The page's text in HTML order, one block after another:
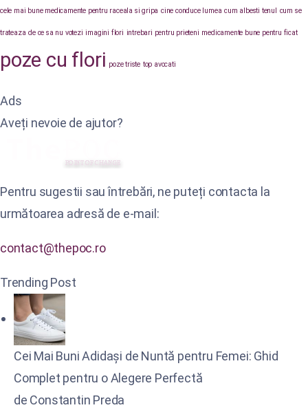
cele mai bune medicamente pentru raceala si gripa cine conduce lumea cum albesti tenul cum se
trateaza de ce sa nu votezi imagini flori intrebari pentru prieteni medicamente bune pentru ficat
poze cu flori poze triste top avocati
Ads
Aveți nevoie de ajutor?
Pentru sugestii sau întrebări, ne puteți contacta la
următoarea adresă de e-mail:
contact@thepoc.ro
Trending Post
Cei Mai Buni Adidași de Nuntă pentru Femei: Ghid
Complet pentru o Alegere Perfectă
de Constantin Preda